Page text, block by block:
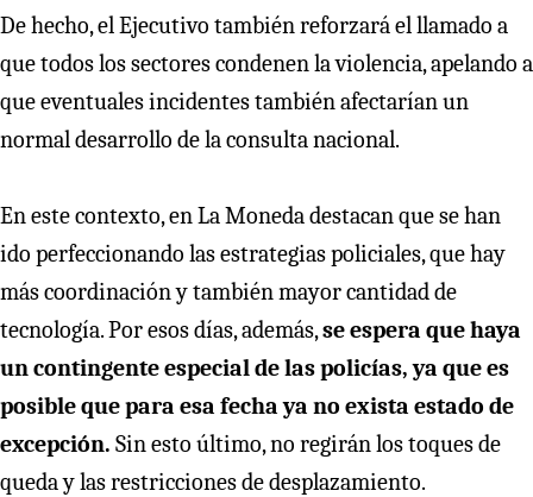
De hecho, el Ejecutivo también reforzará el llamado a
que todos los sectores condenen la violencia, apelando a
que eventuales incidentes también afectarían un
normal desarrollo de la consulta nacional.
En este contexto, en La Moneda destacan que se han
ido perfeccionando las estrategias policiales, que hay
más coordinación y también mayor cantidad de
tecnología. Por esos días, además,se espera que haya
un contingente especial de las policías, ya que es
posible que para esa fecha ya no exista estado de
excepción. Sin esto último, no regirán los toques de
queda y las restricciones de desplazamiento.